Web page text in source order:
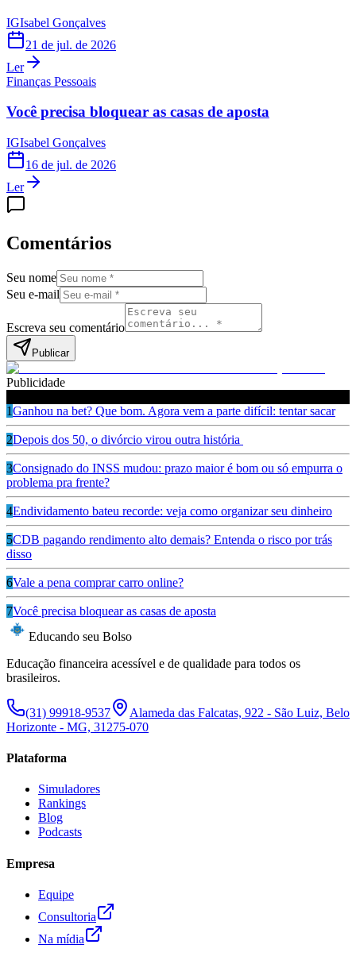
IGIsabel Gonçalves
21 de jul. de 2026
Ler
Finanças Pessoais
Você precisa bloquear as casas de aposta
IGIsabel Gonçalves
16 de jul. de 2026
Ler
Comentários
Seu nome
Seu e-mail
Escreva seu comentário
Publicar
Publicidade
1Ganhou na bet? Que bom. Agora vem a parte difícil: tentar sacar
2Depois dos 50, o divórcio virou outra história
3Consignado do INSS mudou: prazo maior é bom ou só empurra o
problema pra frente?
4Endividamento bateu recorde: veja como organizar seu dinheiro
5CDB pagando rendimento alto demais? Entenda o risco por trás
disso
6Vale a pena comprar carro online?
7Você precisa bloquear as casas de aposta
Educando seu Bolso
Educação financeira acessível e de qualidade para todos os
brasileiros.
(31) 99918-9537
Alameda das Falcatas, 922 - São Luiz, Belo
Horizonte - MG, 31275-070
Plataforma
Simuladores
Rankings
Blog
Podcasts
Empresa
Equipe
Consultoria
Na mídia